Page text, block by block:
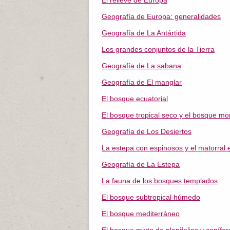
Geografía de Europa: generalidades
Geografía de La Antártida
Los grandes conjuntos de la Tierra
Geografía de La sabana
Geografía de El manglar
El bosque ecuatorial
El bosque tropical seco y el bosque
Geografía de Los Desiertos
La estepa con espinosos y el matorral
Geografía de La Estepa
La fauna de los bosques templados
El bosque subtropical húmedo
El bosque mediterráneo